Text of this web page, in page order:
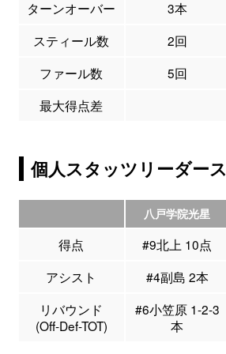
ターンオーバー
3本
スティール数
2回
ファール数
5回
最大得点差
個人スタッツリーダース
八戸学院光星
得点 #9北上 10点
アシスト
#4副島 2本
リバウンド
(Off-Def-TOT)
#6小笠原 1-2-3
本